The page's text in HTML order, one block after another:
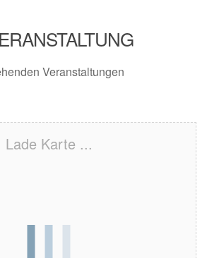
Veranstaltungen
Lade Karte ...